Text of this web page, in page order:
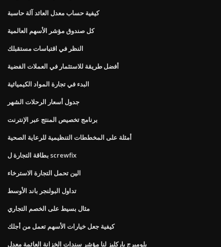
كيفية حساب معدل العائد آلة حاسبة
كل صندوق مؤشر الأسهم العالمية
النظر في اقتباسات مستقبلك
أفضل طريقة للاستثمار في العملات الفضية
البدء في تجارة المواد الكيميائية
جدول أسعار الرحلات الشهر
برنامج تخصيص المنتج عبر الإنترنت
أمثلة على المخططات التنظيمية للرعاية الصحية
بطاقة التجارة ل screwfix
الين تحمل التجارة الاسترخاء
تداول البولنجر باند الأوسط
مثال بسيط على الخصم التجاري
كيفية جعل خيارات الأسهم تعمل من أجلك
بلومبرج باركليز لنا مؤشر سندات الخزانة العائمة معدل